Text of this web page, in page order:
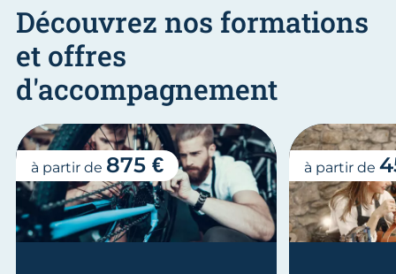
Découvrez nos formations
et offres
d'accompagnement
à partir de 875 € à partir de